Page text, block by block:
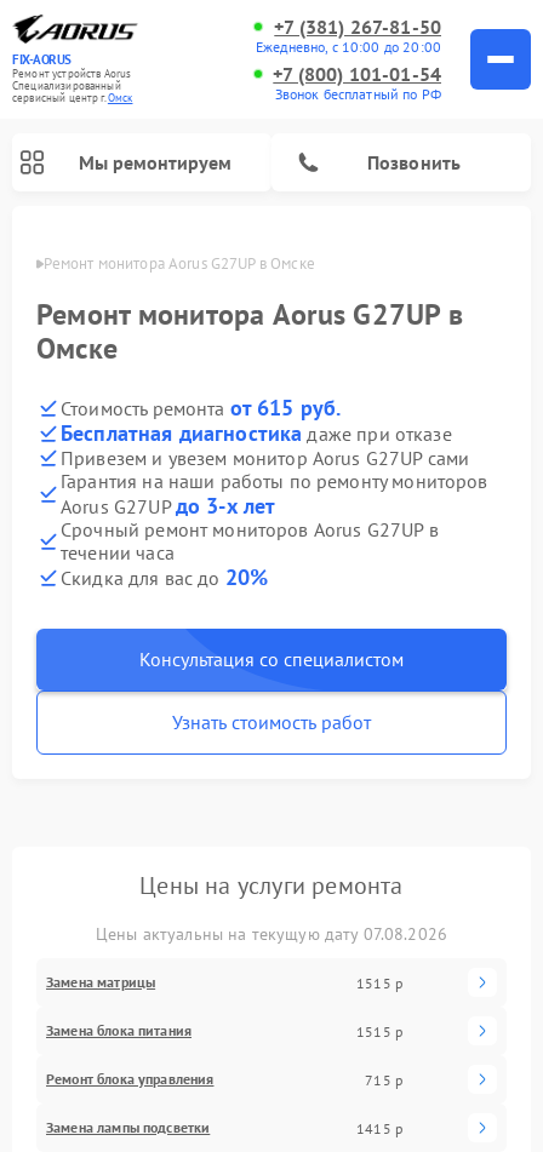
FIX-AORUS
Ремонт устройств Aorus
Специализированный
cервисный центр г.Омск
+7 (381) 267-81-50
Ежедневно, с 10:00 до 20:00
+7 (800) 101-01-54
Звонок бесплатный по РФ
Мы ремонтируем Позвонить
Ремонт монитора Aorus G27UP в Омске
Ремонт монитора Aorus G27UP в
Омске
Стоимость ремонта от 615 руб.
Бесплатная диагностика даже при отказе
Привезем и увезем монитор Aorus G27UP сами
Гарантия на наши работы по ремонту мониторов
Aorus G27UPдо 3-х лет
Срочный ремонт мониторов Aorus G27UP в
течении часа
Скидка для вас до 20%
Консультация со специалистом
Узнать стоимость работ
Цены на услуги ремонта
Цены актуальны на текущую дату 07.08.2026
Замена матрицы 1515 р
Замена блока питания 1515 р
Ремонт блока управления 715 р
Замена лампы подсветки 1415 р